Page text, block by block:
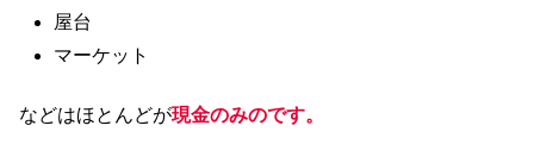
屋台
マーケット
などはほとんどが現金のみのです。